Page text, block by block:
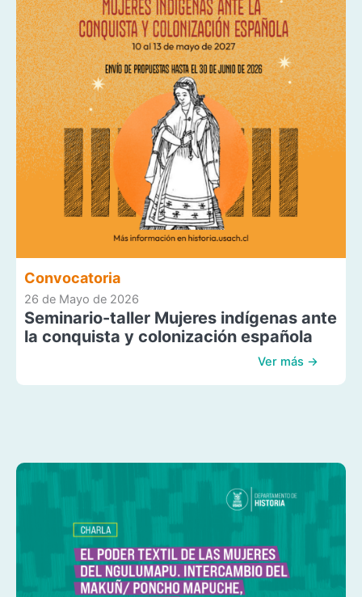
Convocatoria
26 de Mayo de 2026
Seminario-taller Mujeres indígenas ante
la conquista y colonización española
Ver más →